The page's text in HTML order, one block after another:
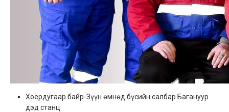
Хоёрдугаар байр-Зүүн өмнөд бүсийн салбар Багануур
дэд станц